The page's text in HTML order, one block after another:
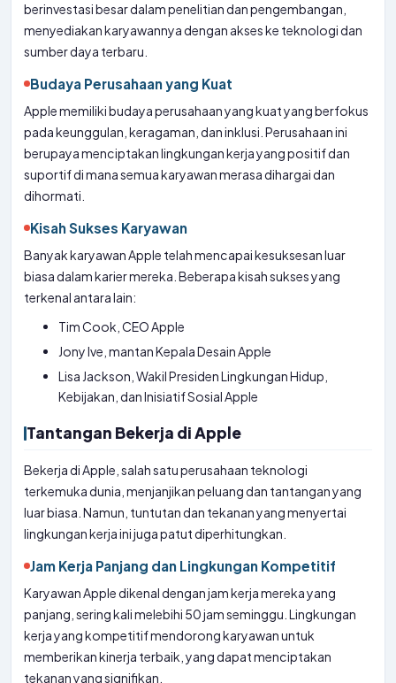
berinvestasi besar dalam penelitian dan pengembangan,
menyediakan karyawannya dengan akses ke teknologi dan
sumber daya terbaru.
Budaya Perusahaan yang Kuat
Apple memiliki budaya perusahaan yang kuat yang berfokus
pada keunggulan, keragaman, dan inklusi. Perusahaan ini
berupaya menciptakan lingkungan kerja yang positif dan
suportif di mana semua karyawan merasa dihargai dan
dihormati.
Kisah Sukses Karyawan
Banyak karyawan Apple telah mencapai kesuksesan luar
biasa dalam karier mereka. Beberapa kisah sukses yang
terkenal antara lain:
Tim Cook, CEO Apple
Jony Ive, mantan Kepala Desain Apple
Lisa Jackson, Wakil Presiden Lingkungan Hidup,
Kebijakan, dan Inisiatif Sosial Apple
Tantangan Bekerja di Apple
Bekerja di Apple, salah satu perusahaan teknologi
terkemuka dunia, menjanjikan peluang dan tantangan yang
luar biasa. Namun, tuntutan dan tekanan yang menyertai
lingkungan kerja ini juga patut diperhitungkan.
Jam Kerja Panjang dan Lingkungan Kompetitif
Karyawan Apple dikenal dengan jam kerja mereka yang
panjang, sering kali melebihi 50 jam seminggu. Lingkungan
kerja yang kompetitif mendorong karyawan untuk
memberikan kinerja terbaik, yang dapat menciptakan
tekanan yang signifikan.